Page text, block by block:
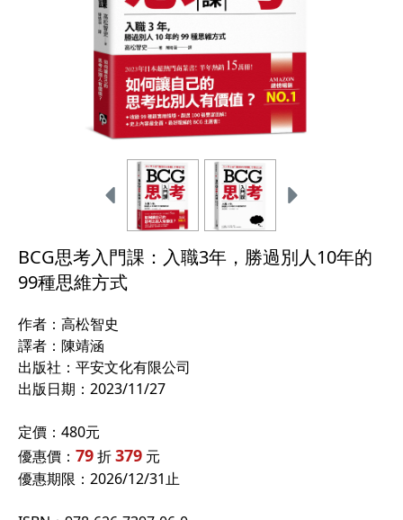
BCG思考入門課：入職3年，勝過別人10年的
99種思維方式
作者： 高松智史
譯者：陳靖涵
出版社：平安文化有限公司
出版日期：2023/11/27
定價：480元
優惠價： 79折379 元
優惠期限：2026/12/31止